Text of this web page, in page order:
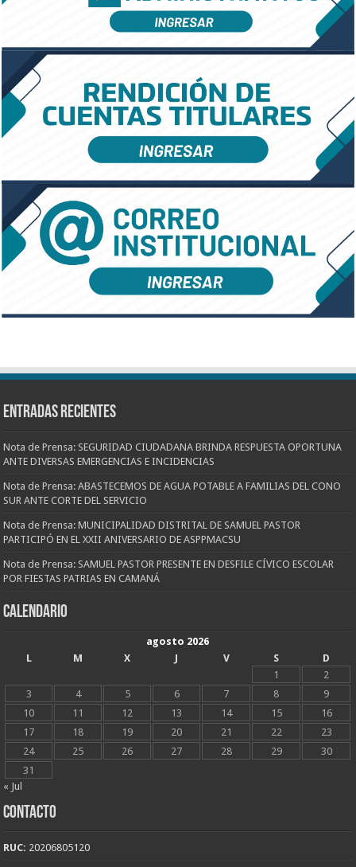
Entradas recientes
Nota de Prensa: SEGURIDAD CIUDADANA BRINDA RESPUESTA OPORTUNA
ANTE DIVERSAS EMERGENCIAS E INCIDENCIAS
Nota de Prensa: ABASTECEMOS DE AGUA POTABLE A FAMILIAS DEL CONO
SUR ANTE CORTE DEL SERVICIO
Nota de Prensa: MUNICIPALIDAD DISTRITAL DE SAMUEL PASTOR
PARTICIPÓ EN EL XXII ANIVERSARIO DE ASPPMACSU
Nota de Prensa: SAMUEL PASTOR PRESENTE EN DESFILE CÍVICO ESCOLAR
POR FIESTAS PATRIAS EN CAMANÁ
CALENDARIO
agosto 2026
L
M X J V S
D
1
2
3
4 5 6 7 8
9
10
11 12 13 14 15
16
17
18 19 20 21 22
23
24
25 26 27 28 29
30
31
« Jul
CONTACTO
RUC: 20206805120